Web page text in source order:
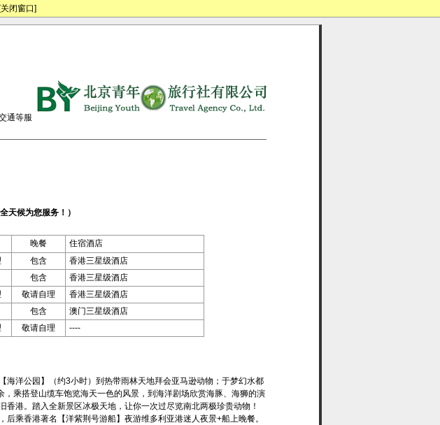
[关闭窗口]
通等服
天候为您服务！）
晚餐
住宿酒店
包含
香港三星级酒店
包含
香港三星级酒店
敬请自理
香港三星级酒店
包含
澳门三星级酒店
敬请自理 ----
洋公园】（约3小时）到热带雨林天地拜会亚马逊动物；于梦幻水都
乘搭登山缆车饱览海天一色的风景，到海洋剧场欣赏海豚、海狮的演
港。踏入全新景区冰极天地，让你一次过尽览南北两极珍贵动物！
乘香港著名【洋紫荆号游船】夜游维多利亚港迷人夜景+船上晚餐。